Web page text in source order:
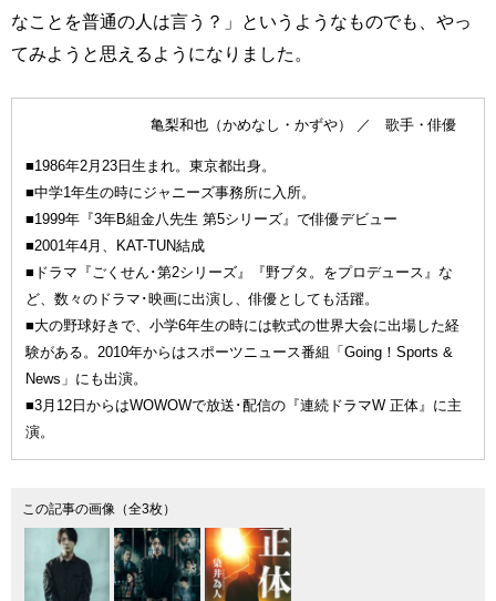
なことを普通の人は言う？」というようなものでも、やっ
てみようと思えるようになりました。
亀梨和也（かめなし・かずや） ／ 歌手・俳優
■1986年2月23日生まれ。東京都出身。
■中学1年生の時にジャニーズ事務所に入所。
■1999年『3年B組金八先生 第5シリーズ』で俳優デビュー
■2001年4月、KAT-TUN結成
■ドラマ『ごくせん･第2シリーズ』『野ブタ。をプロデュース』な
ど、数々のドラマ･映画に出演し、俳優としても活躍。
■大の野球好きで、小学6年生の時には軟式の世界大会に出場した経
験がある。2010年からはスポーツニュース番組「Going！Sports &
News」にも出演。
■3月12日からはWOWOWで放送･配信の『連続ドラマW 正体』に主
演。
この記事の画像（全3枚）